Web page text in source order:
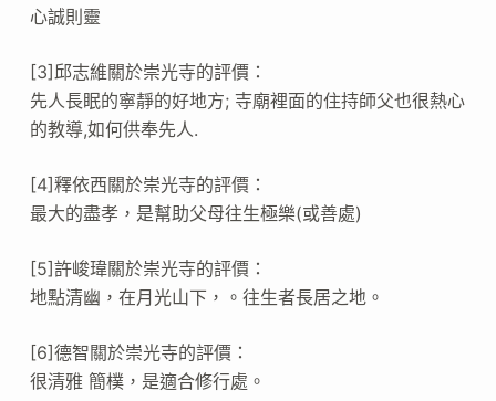
心誠則靈
[3]邱志維關於崇光寺的評價：
先人長眠的寧靜的好地方; 寺廟裡面的住持師父也很熱心
的教導,如何供奉先人.
[4]釋依西關於崇光寺的評價：
最大的盡孝，是幫助父母往生極樂(或善處)
[5]許峻瑋關於崇光寺的評價：
地點清幽，在月光山下，。往生者長居之地。
[6]德智關於崇光寺的評價：
很清雅 簡樸，是適合修行處。